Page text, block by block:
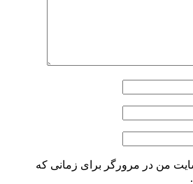
من در مرورگر برای زمانی که